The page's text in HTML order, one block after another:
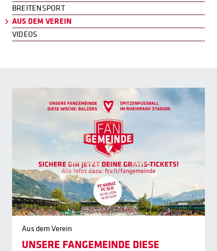
BREITENSPORT
AUS DEM VEREIN
VIDEOS
Aus dem Verein
UNSERE FANGEMEINDE DIESE